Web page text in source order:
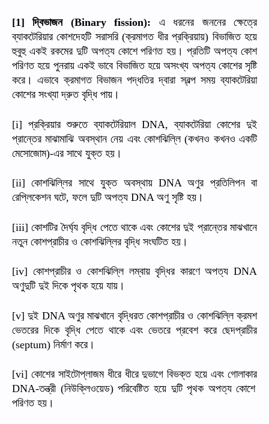
[1]দ্বিভাজন(Binary fission): এ ধরনের জননের ক্ষেত্রে
ব্যাকটেরিয়ার কোশদেহটি সরাসরি(ক্রমাগত ধীর প্রক্রিয়ায়) বিভাজিত হয়ে
হুবুহু একই রকমের দুটি অপত্য কোশে পরিণত হয়। প্রতিটি অপত্য কোশ
পরিণত হয়ে পুনরায় একই ভাবে বিভাজিত হয়ে অসংখ্য অপত্য কোশের সৃষ্টি
করে। এভাবে ক্রমাগত বিভাজন পদ্ধতির দ্বারা স্বল্প সময় ব্যাকটেরিয়া
কোশের সংখ্যা দ্রুত বৃদ্ধি পায়।
[i] প্রক্রিয়ার শুরুতে ব্যাকটেরিয়ালDNA,ব্যাকটেরিয়া কোশের দুই
প্রান্তের মাঝামাঝি অবস্থান নেয় এবং কোশঝিল্লি(কখনও কখনও একটি
মেসোজোম)-এর সাথে যুক্ত হয়।
[ii]কোশঝিল্লির সাথে যুক্ত অবস্থায়DNAঅণুর প্রতিলিপন বা
রেপ্লিকেশন ঘটে, ফলে দুটি অপত্য DNA অণু সৃষ্টি হয়।
[iii]কোশটির দৈর্ঘ্য বৃদ্ধি পেতে থাকে এবং কোশের দুই প্রান্তের মাঝখানে
নতুন কোশপ্রাচীর ও কোশঝিল্লির বৃদ্ধি সংঘটিত হয়।
[iv] কোশপ্রাচীর ও কোশঝিল্লি লম্বায় বৃদ্ধির কারণে অপত্য DNA
অণুদুটি দুই দিকে পৃথক হয়ে যায়।
[v]দুইDNAঅণুর মাঝখানে বৃদ্ধিরত কোশপ্রাচীর ও কোশঝিল্লি ক্রমশ
ভেতরের দিকে বৃদ্ধি পেতে থাকে এবং ভেতরে প্রবেশ করে ছেদপ্রাচীর
(septum) নির্মাণ করে।
[vi] কোশের সাইটোপ্লাজম ধীরে ধীরে দুভাগে বিভক্ত হয়ে এবং গোলাকার
DNA-তন্ত্রী(নিউক্লিওয়েড)পরিবেষ্টিত হয়ে দুটি পৃথক অপত্য কোশে
পরিণত হয়।